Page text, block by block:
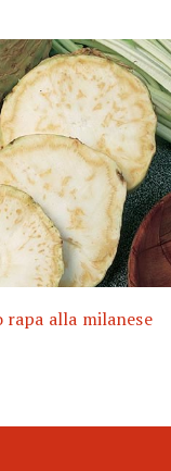
rapa alla milanese